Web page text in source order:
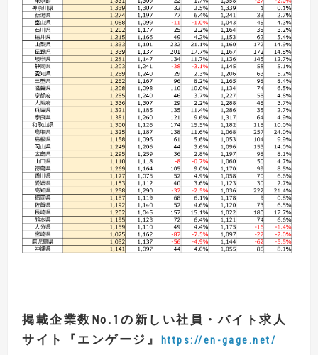
掲載企業数 No.1 の新しい社員・バイト求人
サイト
『 エンゲージ 』 https://en-gage.net/